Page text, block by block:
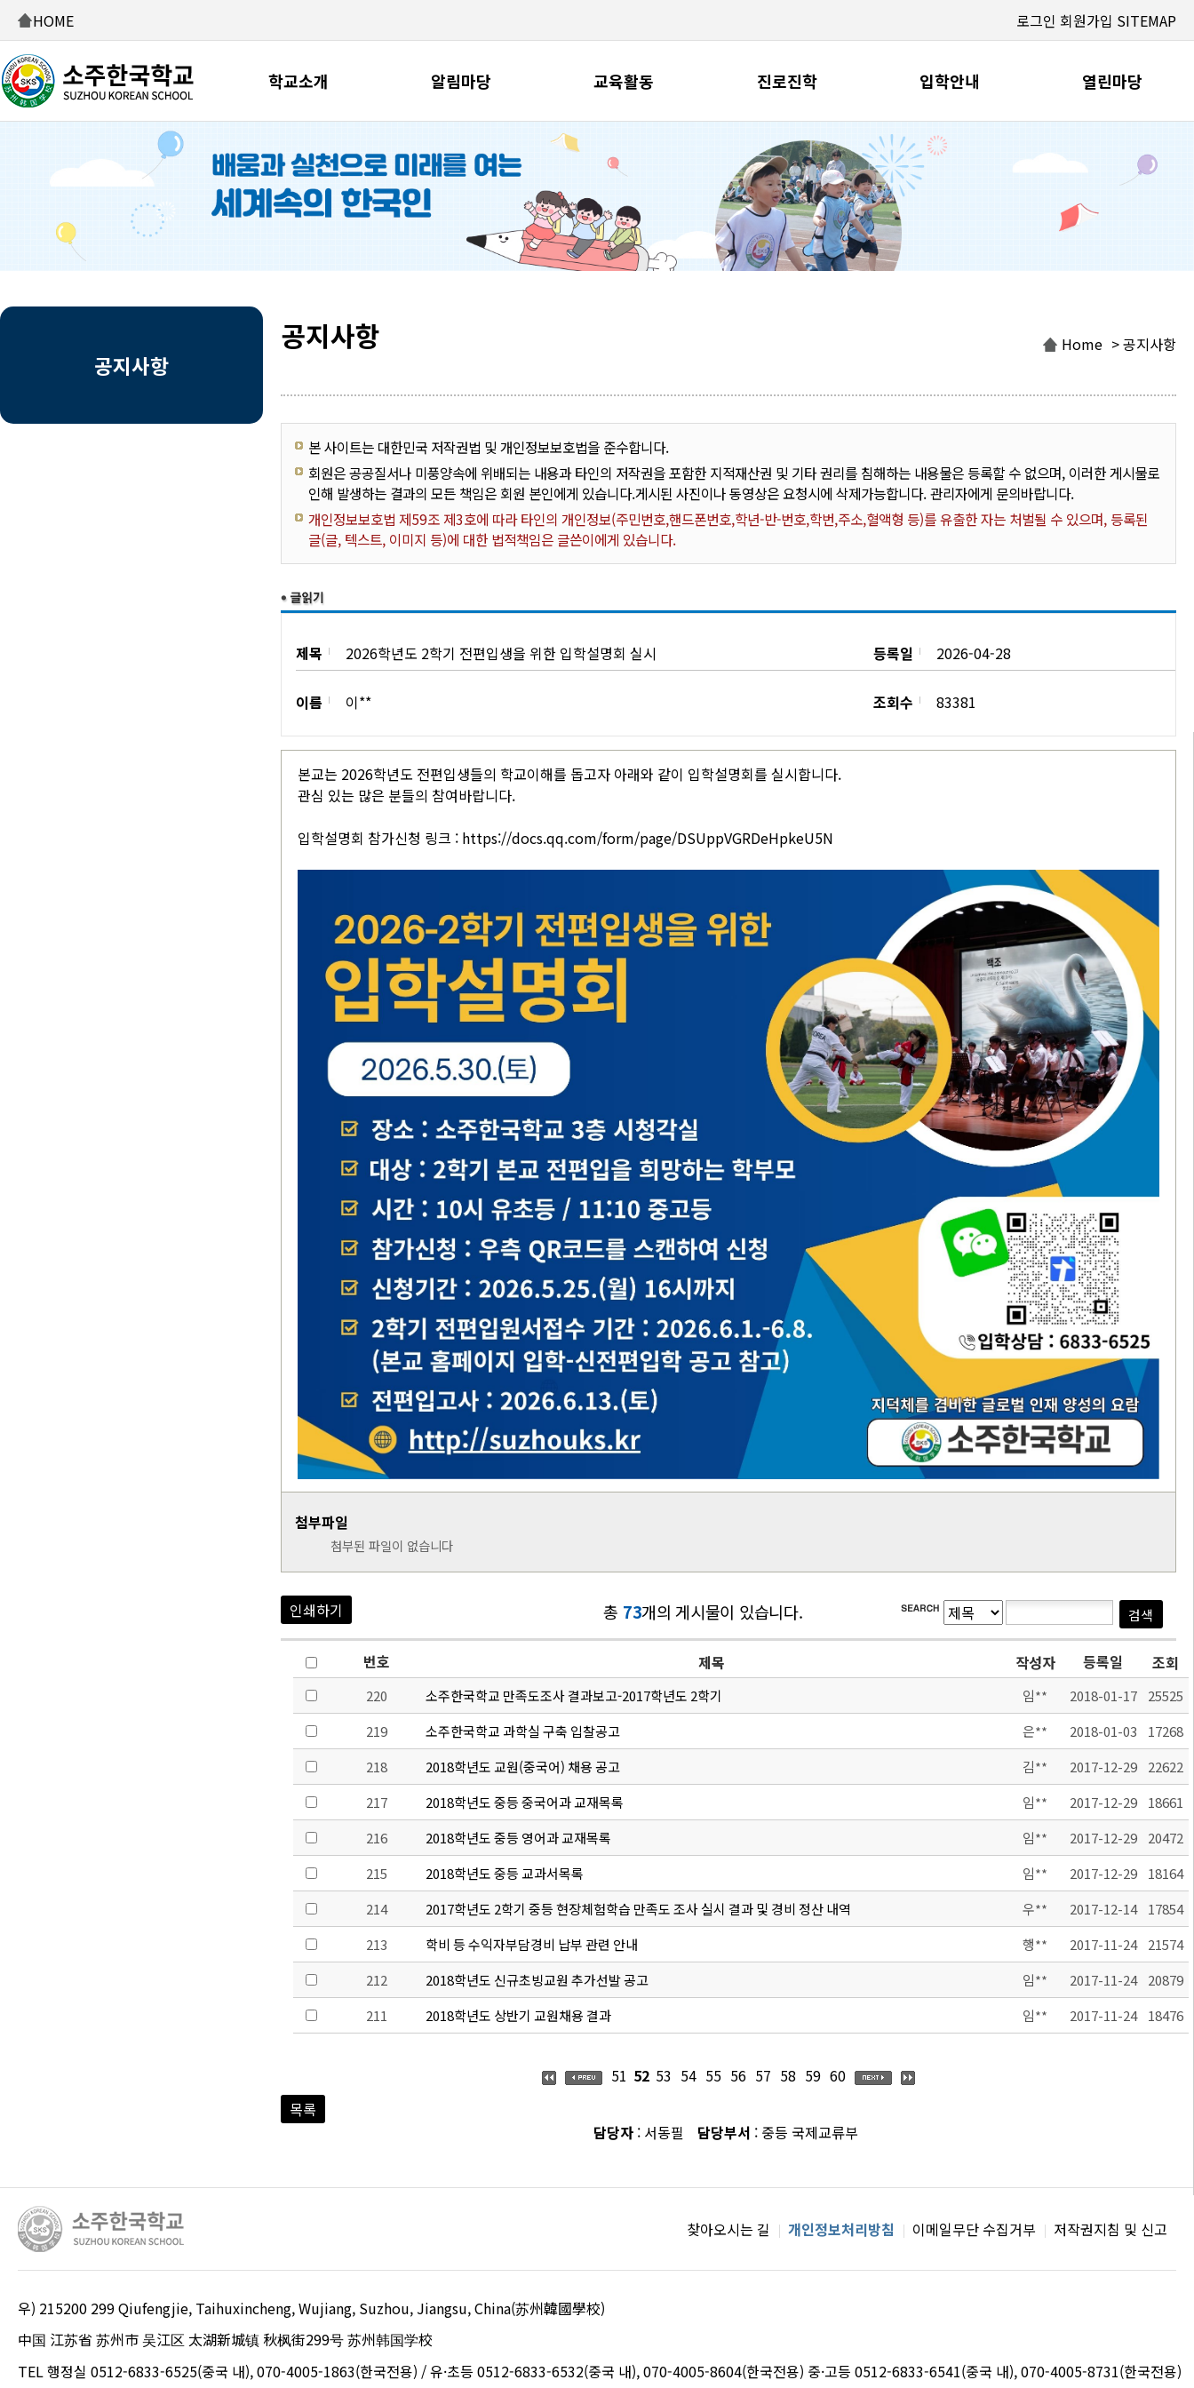
HOME 로그인 회원가입 SITEMAP
학교소개 알림마당 교육활동 진로진학 입학안내 열린마당
공지사항
공지사항 Home > 공지사항
본 사이트는 대한민국 저작권법 및 개인정보보호법을 준수합니다.
회원은 공공질서나 미풍양속에 위배되는 내용과 타인의 저작권을 포함한 지적재산권 및 기타 권리를 침해하는 내용물은 등록할 수 없으며, 이러한 게시물로
인해 발생하는 결과의 모든 책임은 회원 본인에게 있습니다.게시된 사진이나 동영상은 요청시에 삭제가능합니다. 관리자에게 문의바랍니다.
개인정보보호법 제59조 제3호에 따라 타인의 개인정보(주민번호,핸드폰번호,학년-반-번호,학번,주소,혈액형 등)를 유출한 자는 처벌될 수 있으며, 등록된
글(글, 텍스트, 이미지 등)에 대한 법적책임은 글쓴이에게 있습니다.
제목 2026학년도 2학기 전편입생을 위한 입학설명회 실시 등록일 2026-04-28
이름 이** 조회수 83381
본교는 2026학년도 전편입생들의 학교이해를 돕고자 아래와 같이 입학설명회를 실시합니다.
관심 있는 많은 분들의 참여바랍니다.
입학설명회 참가신청 링크 : https://docs.qq.com/form/page/DSUppVGRDeHpkeU5N
첨부파일
첨부된 파일이 없습니다
인쇄하기 총 73개의 게시물이 있습니다.
번호 제목 작성자 등록일 조회
220 소주한국학교 만족도조사 결과보고-2017학년도 2학기 임** 2018-01-17
25525
219
소주한국학교 과학실 구축 입찰공고 은** 2018-01-03
17268
218
2018학년도 교원(중국어) 채용 공고 김** 2017-12-29
22622
217
2018학년도 중등 중국어과 교재목록 임** 2017-12-29
18661
216
2018학년도 중등 영어과 교재목록 임** 2017-12-29
20472
215
2018학년도 중등 교과서목록 임** 2017-12-29
18164
214
2017학년도 2학기 중등 현장체험학습 만족도 조사 실시 결과 및 경비 정산 내역 우** 2017-12-14
17854
213
학비 등 수익자부담경비 납부 관련 안내 행** 2017-11-24
21574
212
2018학년도 신규초빙교원 추가선발 공고 임** 2017-11-24
20879
211
2018학년도 상반기 교원채용 결과 임** 2017-11-24 18476
51 52 53 54 55 56 57 58 59 60
목록
담당자 : 서동필 담당부서 : 중등 국제교류부
찾아오시는 길 개인정보처리방침 이메일무단 수집거부 저작권지침 및 신고
우) 215200 299 Qiufengjie, Taihuxincheng, Wujiang, Suzhou, Jiangsu, China(苏州韓國學校)
中国 江苏省 苏州市 吴江区 太湖新城镇 秋枫街299号 苏州韩国学校
TEL 행정실 0512-6833-6525(중국 내), 070-4005-1863(한국전용) / 유·초등 0512-6833-6532(중국 내), 070-4005-8604(한국전용) 중·고등 0512-6833-6541(중국 내), 070-4005-8731(한국전용)